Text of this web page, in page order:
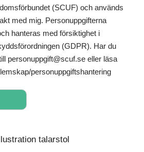
(SCUF) och används
med mig. Personuppgifterna
hanteras med försiktighet i
(GDPR). Har du
personuppgift@scuf.se eller läsa
personuppgiftshantering